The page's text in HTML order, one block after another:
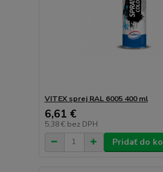
VITEX sprej RAL 6005 400 ml
6,61 €
5,38 € bez DPH
Pridať do